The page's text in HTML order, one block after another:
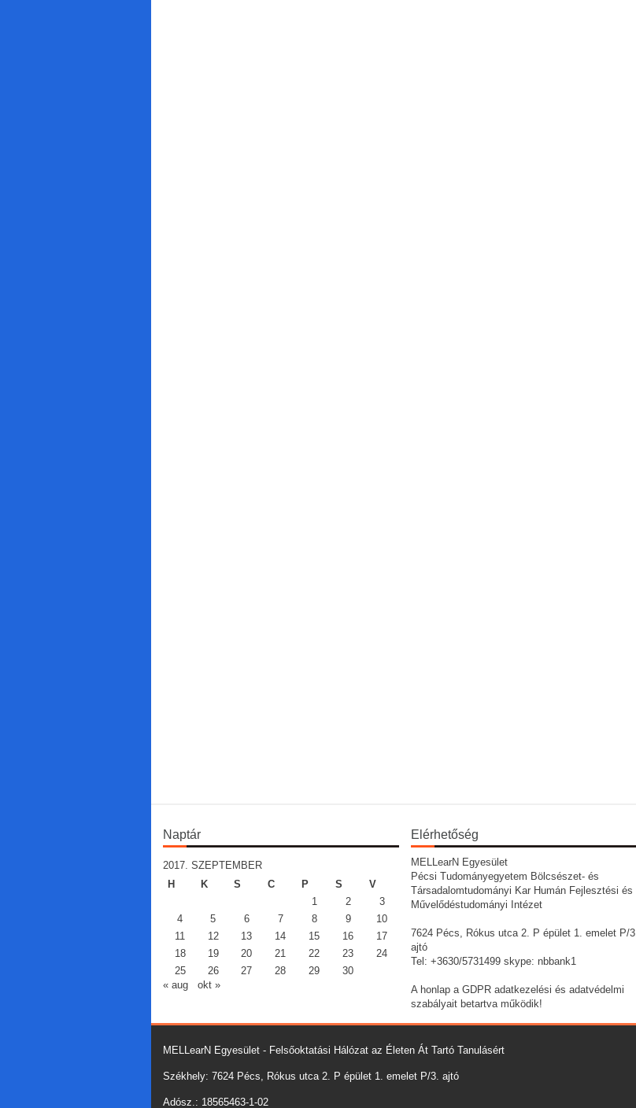
Naptár
2017. SZEPTEMBER
H
K S C P S
V
1
2
3
4
5 6 7 8 9
10
11
12 13 14 15 16
17
18
19 20 21 22 23
24
25
26 27 28 29
30
« aug
okt »
Elérhetőség
MELLearN Egyesület
Pécsi Tudományegyetem Bölcsészet- és
Társadalomtudományi Kar Humán Fejlesztési és
Művelődéstudományi Intézet
7624 Pécs, Rókus utca 2. P épület 1. emelet P/3.
ajtó
Tel: +3630/5731499 skype: nbbank1
A honlap a GDPR adatkezelési és adatvédelmi
szabályait betartva működik!
MELLearN Egyesület - Felsőoktatási Hálózat az Életen Át Tartó Tanulásért
Székhely: 7624 Pécs, Rókus utca 2. P épület 1. emelet P/3. ajtó
Adósz.: 18565463-1-02